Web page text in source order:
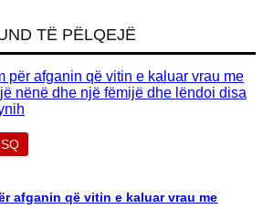
TË PËLQEJË
afganin që vitin e kaluar vrau me